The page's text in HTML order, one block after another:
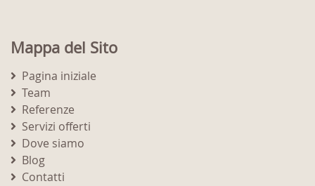
Mappa del Sito
Pagina iniziale
Team
Referenze
Servizi offerti
Dove siamo
Blog
Contatti